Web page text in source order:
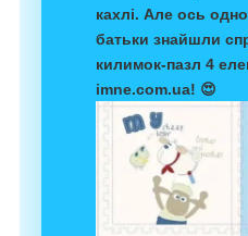
кахлі. Але ось
батьки знайшли
килимок-пазл 4
imne.com.ua! 😍